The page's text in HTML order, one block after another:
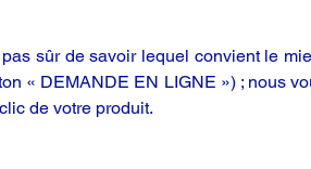
sûr de savoir lequel convient le
« DEMANDE EN LIGNE ») ; nous
de votre produit.